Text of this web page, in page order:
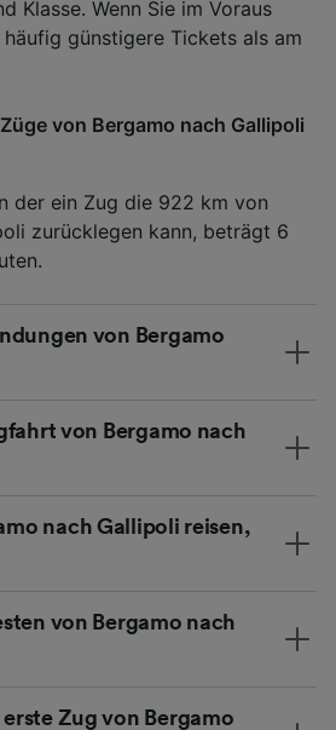
Klasse. Wenn Sie im Voraus
günstigere Tickets als am
von Bergamo nach Gallipoli
der ein Zug die 922 km von
zurücklegen kann, beträgt 6
von Bergamo
von Bergamo nach
nach Gallipoli reisen,
von Bergamo nach
Zug von Bergamo